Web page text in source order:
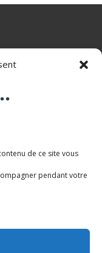
de ce site vous
pendant votre
Martin